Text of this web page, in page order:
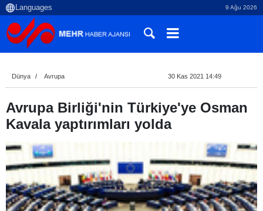
9 Ağu 2026
Dünya Avrupa 30 Kas 2021 14:49
Avrupa Birliği'nin Türkiye'ye Osman
Kavala yaptırımları yolda